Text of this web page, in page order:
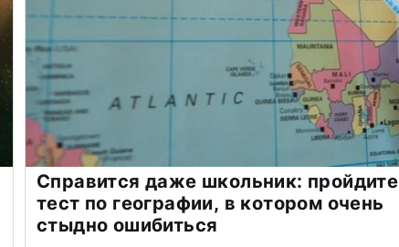
Справится даже школьник: пройдите
тест по географии, в котором очень
стыдно ошибиться